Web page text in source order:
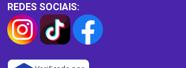
REDES SOCIAIS: